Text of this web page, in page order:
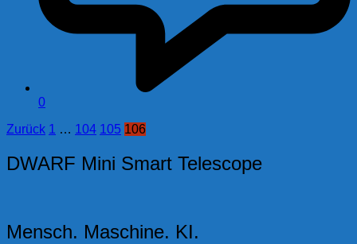
0
Seitennummerierung
der
Beiträge
Zurück 1 … 104 105 106
DWARF Mini Smart Telescope
Mensch. Maschine. KI.